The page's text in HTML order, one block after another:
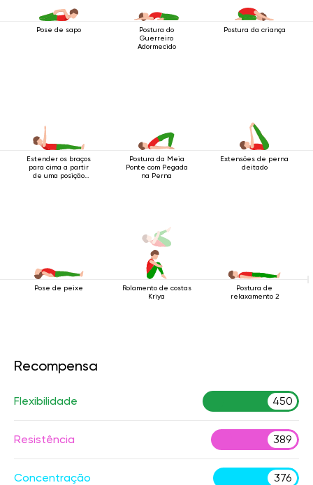
Pose de sapo
Postura do
Guerreiro
Adormecido
Postura da criança
Estender os braços
para cima a partir
de uma posição
Postura da Meia
Ponte com Pegada
na Perna
Extensões de perna
deitado
Pose de peixe
Rolamento de costas
Kriya
Postura de
relaxamento 2
Recompensa
Flexibilidade 450
Resistência 389
Concentração 376